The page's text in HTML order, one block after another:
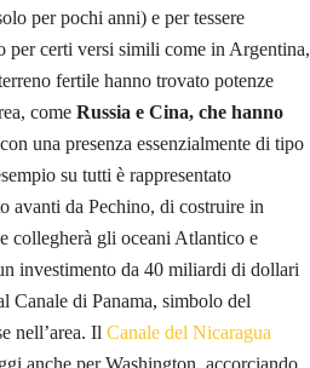
per pochi anni) e per tessere
per certi versi simili come in Argentina,
fertile hanno trovato potenze
come Russia e Cina, che hanno
una presenza essenzialmente di tipo
su tutti è rappresentato
avanti da Pechino, di costruire in
collegherà gli oceani Atlantico e
investimento da 40 miliardi di dollari
Canale di Panama, simbolo del
nell’area. Il Canale del Nicaragua
anche per Washington, accorciando